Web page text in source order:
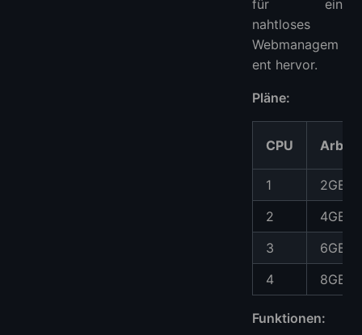
für ein
nahtloses
Webmanagem
ent hervor.
Pläne:
CPU
1
2GB
2
4GB
3
6GB
4
8GB
Funktionen: